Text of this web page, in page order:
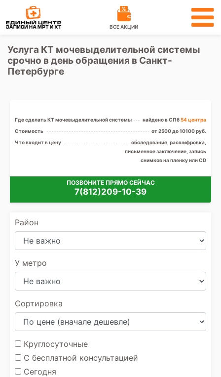
ВСЕ АКЦИИ
Услуга КТ мочевыделительной системы
срочно в день обращения в Санкт-
Петербурге
Где сделать КТ мочевыделительной системы найдено в СПб54 центра
Стоимость
от 2500 до 10100 руб.
Что входит в цену
обследование, расшифровка,
письменное заключение, запись
снимков на пленку или CD
ПОЗВОНИТЕ ПРЯМО СЕЙЧАС
7(812)209-10-39
Район
У метро
Сортировка
Круглосуточные
С бесплатной консультацией
Сегодня